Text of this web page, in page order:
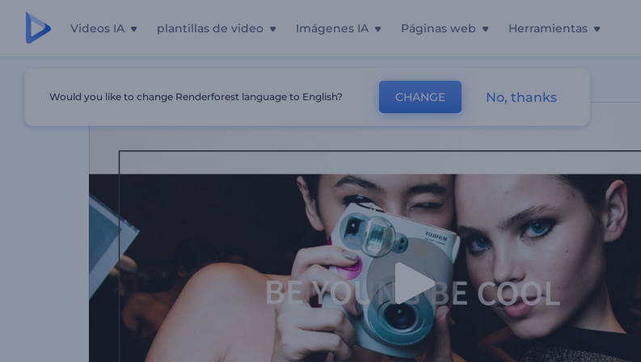
Videos IA plantillas de video Imágenes IA Páginas web Herramientas
Would you like to change Renderforest language to English? CHANGE No, thanks